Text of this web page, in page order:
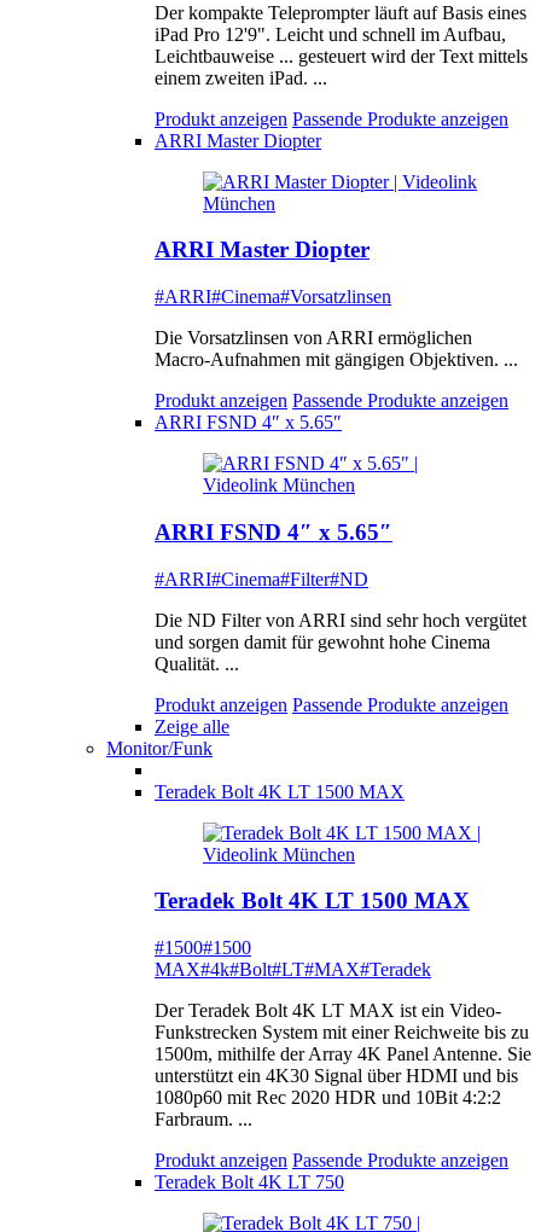
Der kompakte Teleprompter läuft auf Basis eines
iPad Pro 12'9". Leicht und schnell im Aufbau,
Leichtbauweise ... gesteuert wird der Text mittels
einem zweiten iPad. ...
Produkt anzeigen Passende Produkte anzeigen
ARRI Master Diopter
ARRI Master Diopter
#ARRI#Cinema#Vorsatzlinsen
Die Vorsatzlinsen von ARRI ermöglichen
Macro-Aufnahmen mit gängigen Objektiven. ...
Produkt anzeigen Passende Produkte anzeigen
ARRI FSND 4″ x 5.65″
ARRI FSND 4″ x 5.65″
#ARRI#Cinema#Filter#ND
Die ND Filter von ARRI sind sehr hoch vergütet
und sorgen damit für gewohnt hohe Cinema
Qualität. ...
Produkt anzeigen Passende Produkte anzeigen
Zeige alle
Monitor/Funk
Teradek Bolt 4K LT 1500 MAX
Teradek Bolt 4K LT 1500 MAX
#1500#1500
MAX#4k#Bolt#LT#MAX#Teradek
Der Teradek Bolt 4K LT MAX ist ein Video-
Funkstrecken System mit einer Reichweite bis zu
1500m, mithilfe der Array 4K Panel Antenne. Sie
unterstützt ein 4K30 Signal über HDMI und bis
1080p60 mit Rec 2020 HDR und 10Bit 4:2:2
Farbraum. ...
Produkt anzeigen Passende Produkte anzeigen
Teradek Bolt 4K LT 750